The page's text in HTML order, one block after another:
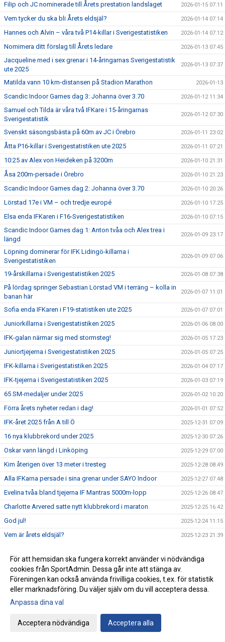
Filip och JC nominerade till Årets prestation landslaget 2026-01-15 07:11
Vem tycker du ska bli Årets eldsjäl? 2026-01-14 07:14
Hannes och Alvin – våra två P14-killar i Sverigestatistiken 2026-01-14 07:12
Nomimera ditt förslag till Årets ledare 2026-01-13 07:45
Jacqueline med i sex grenar i 14-åringarnas Sverigestatistik
ute 2025
2026-01-13 07:37
Matilda vann 10 km-distansen på Stadion Marathon 2026-01-13
Scandic Indoor Games dag 3: Johanna över 3.70 2026-01-12 11:34
Samuel och Tilda är våra två IFKare i 15-åringarnas
Sverigestatistik
2026-01-12 07:30
Svenskt säsongsbästa på 60m av JC i Örebro 2026-01-11 23:02
Åtta P16-killar i Sverigestatistiken ute 2025 2026-01-11 07:21
10:25 av Alex von Heideken på 3200m 2026-01-10 21:31
Åsa 200m-persade i Örebro 2026-01-10 21:23
Scandic Indoor Games dag 2: Johanna över 3.70 2026-01-10 20:26
Lörstad 17e i VM – och tredje europé 2026-01-10 17:25
Elsa enda IFKaren i F16-Sverigestatistiken 2026-01-10 07:15
Scandic Indoor Games dag 1: Anton tvåa och Alex trea i
längd
2026-01-09 23:17
Löpning dominerar för IFK Lidingö-killarna i
Sverigestatistiken
2026-01-09 07:06
19-årskillarna i Sverigestatistiken 2025 2026-01-08 07:38
På lördag springer Sebastian Lörstad VM i terräng – kolla in
banan här
2026-01-07 11:01
Sofia enda IFKaren i F19-statistiken ute 2025 2026-01-07 07:01
Juniorkillarna i Sverigestatistiken 2025 2026-01-06 08:00
IFK-galan närmar sig med stormsteg! 2026-01-05 17:23
Juniortjejerna i Sverigestatistiken 2025 2026-01-05 07:25
IFK-killarna i Sverigestatistiken 2025 2026-01-04 07:17
IFK-tjejerna i Sverigestatistiken 2025 2026-01-03 07:19
65 SM-medaljer under 2025 2026-01-02 10:20
Förra årets nyheter redan i dag! 2026-01-01 07:52
IFK-året 2025 från A till Ö 2025-12-31 07:09
16 nya klubbrekord under 2025 2025-12-30 07:26
Oskar vann längd i Linköping 2025-12-29 07:00
Kim återigen över 13 meter i tresteg 2025-12-28 08:49
Alla IFKarna persade i sina grenar under SAYO Indoor 2025-12-27 07:48
Evelina tvåa bland tjejerna IF Mantras 5000m-lopp 2025-12-26 08:47
Charlotte Arvered satte nytt klubbrekord i maraton 2025-12-25 16:42
God jul! 2025-12-24 11:15
Vem är årets eldsjäl? 2025-12-23 21:39
34 IFKare i Luciaspelens Öppna hus 2025-12-21 07:54
Nu kan du anmäla dig till IFK-galan 2025-12-20 07:49
Lörstad klar för VM i terräng 2025-12-19 09:48
Philip, Carl och Alvin vinnare under Luciaspelssöndagen
Många friidrottare prisade när Veteranklubben hade sitt
årliga Luciafirande
För att hemsidan ska fungera korrekt använder vi nödvändiga
cookies från SportAdmin. Dessa går inte att stänga av.
Föreningen kan också använda frivilliga cookies, t.ex. för statistik
eller marknadsföring. Du väljer själv om du vill acceptera dessa.
Anpassa dina val
Acceptera nödvändiga Acceptera alla